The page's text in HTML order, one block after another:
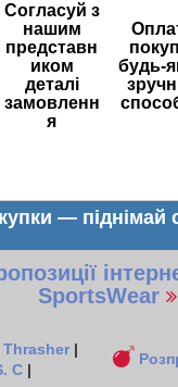
Согласуй з
нашим
представн
иком
деталі
замовленн
я
будь-
— піднімай
SportsWear
Thrasher |
C |